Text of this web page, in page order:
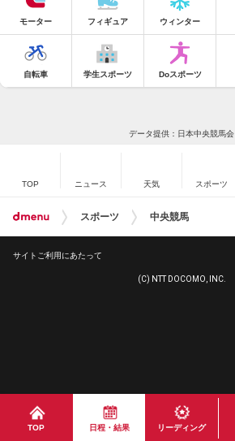
TOP 日程・結果 リーディング
モーター フィギュア ウィンター
自転車 学生スポーツ Doスポーツ
データ提供：日本中央競馬会
TOP ニュース 天気 スポーツ
スポーツ 中央競馬
サイトご利用にあたって
(C) NTT DOCOMO, INC.